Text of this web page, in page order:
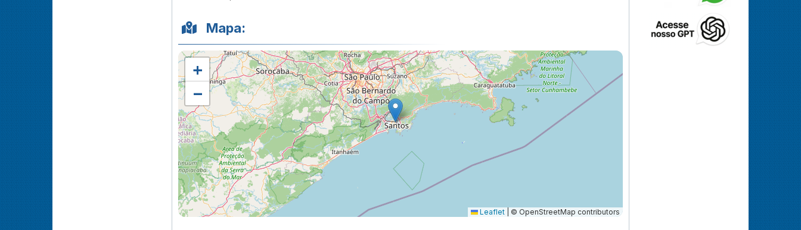
Mapa:
+
−
Leaflet © OpenStreetMap contributors